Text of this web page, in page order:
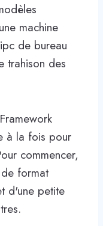
machine
de bureau
trahison des
à la fois pour
commencer,
format
d'une petite